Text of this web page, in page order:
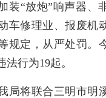
装“放炮”响声器、
车修理业、报废机
规定，从严处罚。
行为19起。
将联合三明市明